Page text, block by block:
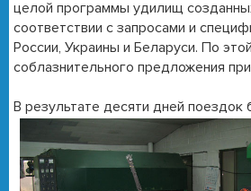
целой программы удилищ
соответствии с запросами и
России, Украины и Беларуси. По
соблазнительного предложения
В результате десяти дней